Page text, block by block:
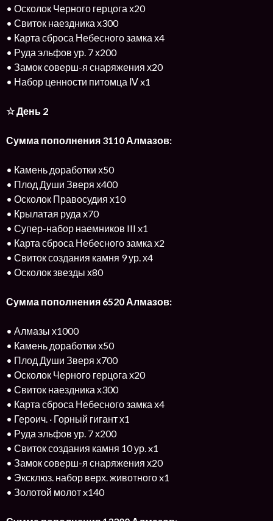
• Осколок Черного герцога х20
• Свиток наездника х300
• Карта сброса Небесного замка х4
• Руда эльфов ур. 7 х200
• Замок соверш-я снаряжения х20
• Набор ценности питомца Ⅳ x1
☆ День 2
Сумма пополнения 3110 Алмазов:
• Камень доработки х50
• Плод Души Зверя х400
• Осколок Правосудия х10
• Крылатая руда х70
• Супер-набор наемников III x1
• Карта сброса Небесного замка х2
• Свиток создания камня 9 ур. х4
• Осколок звезды х80
Сумма пополнения 6520 Алмазов:
• Алмазы х1000
• Камень доработки х50
• Плод Души Зверя х700
• Осколок Черного герцога х20
• Свиток наездника х300
• Карта сброса Небесного замка х4
• Героич. · Горный гигант х1
• Руда эльфов ур. 7 х200
• Свиток создания камня 10 ур. x1
• Замок соверш-я снаряжения х20
• Эксклюз. набор верх. животного x1
• Золотой молот x140